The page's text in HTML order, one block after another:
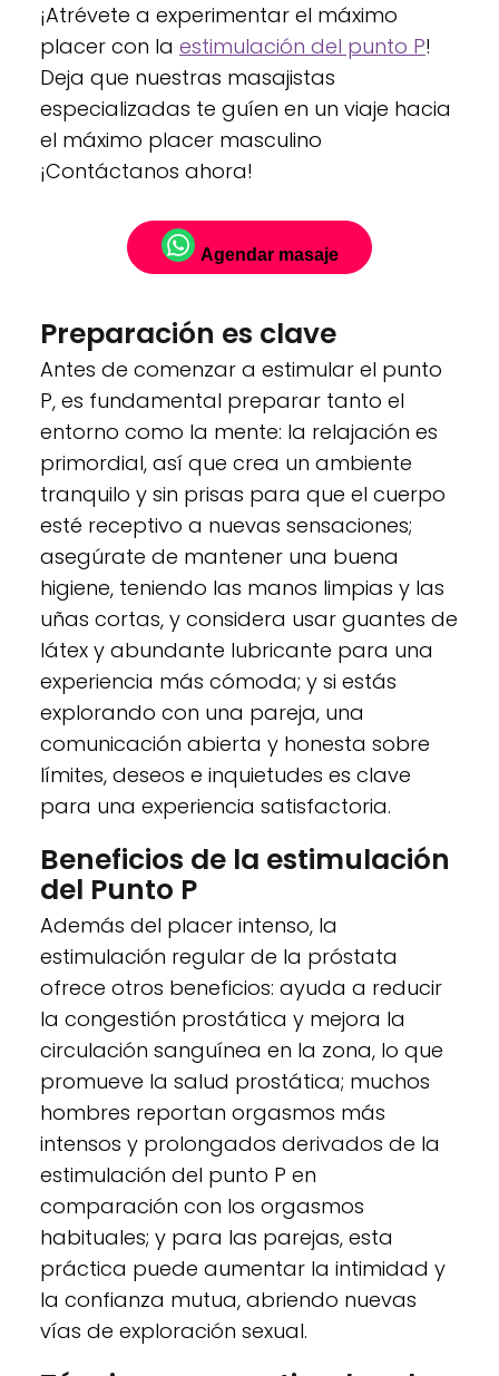
¡Atrévete a experimentar el máximo
placer con la estimulación del punto P!
Deja que nuestras masajistas
especializadas te guíen en un viaje hacia
el máximo placer masculino
¡Contáctanos ahora!
Agendar masaje
Preparación es clave
Antes de comenzar a estimular el punto
P, es fundamental preparar tanto el
entorno como la mente: la relajación es
primordial, así que crea un ambiente
tranquilo y sin prisas para que el cuerpo
esté receptivo a nuevas sensaciones;
asegúrate de mantener una buena
higiene, teniendo las manos limpias y las
uñas cortas, y considera usar guantes de
látex y abundante lubricante para una
experiencia más cómoda; y si estás
explorando con una pareja, una
comunicación abierta y honesta sobre
límites, deseos e inquietudes es clave
para una experiencia satisfactoria.
Beneficios de la estimulación
del Punto P
Además del placer intenso, la
estimulación regular de la próstata
ofrece otros beneficios: ayuda a reducir
la congestión prostática y mejora la
circulación sanguínea en la zona, lo que
promueve la salud prostática; muchos
hombres reportan orgasmos más
intensos y prolongados derivados de la
estimulación del punto P en
comparación con los orgasmos
habituales; y para las parejas, esta
práctica puede aumentar la intimidad y
la confianza mutua, abriendo nuevas
vías de exploración sexual.